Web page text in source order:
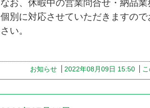
なお、休暇中の営業問合せ・納品
個別に対応させていただきますの
さい。
お知らせ 2022年08月09日 15:50